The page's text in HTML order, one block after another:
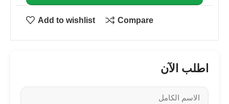
Add to wishlist Compare
اطلب الآن